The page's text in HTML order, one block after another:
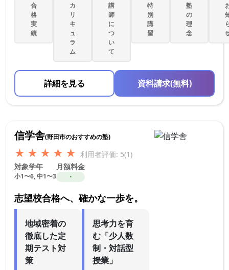
合
格
実
績
カ
リ
キ
ュ
ラ
ム
講
師
に
つ
い
て
特
別
講
習
塾
の
理
念
詳細を見る 資料請求(無料)
信学舎(野田市のおすすめの塾)
★ ★ ★ ★ ★ 利用者評価: 5(1)
対象学年
小1〜6, 中1〜3
月額料金
・
志望校合格へ、確かな一歩を。
地域密着の
徹底した定
期テスト対
策
思考力を育
む「少人数
制・対話型
授業」